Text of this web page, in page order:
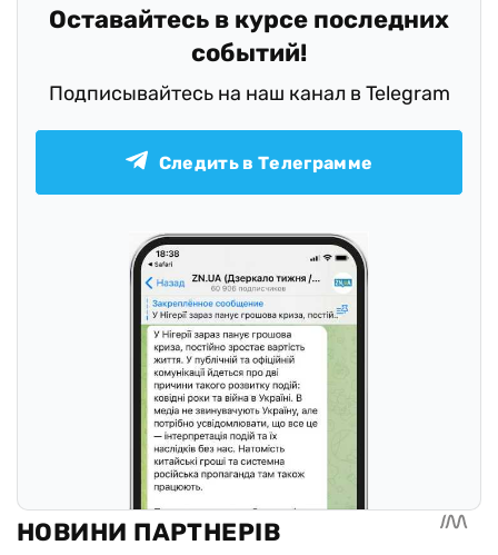
Оставайтесь в курсе последних
событий!
Подписывайтесь на наш канал в Telegram
Следить в Телеграмме